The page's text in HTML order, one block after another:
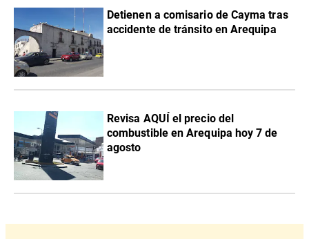
Detienen a comisario de Cayma tras
accidente de tránsito en Arequipa
Revisa AQUÍ el precio del
combustible en Arequipa hoy 7 de
agosto